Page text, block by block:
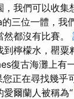
我們可以收集
三位一體，我
都沒有比賽。
檸檬水，罌粟
復古海灘上有
您正在尋找幾乎
爾蘭人被稱為“